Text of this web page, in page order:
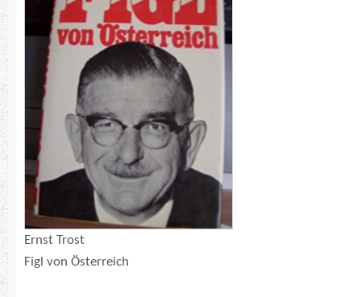
Ernst Trost
Figl von Österreich